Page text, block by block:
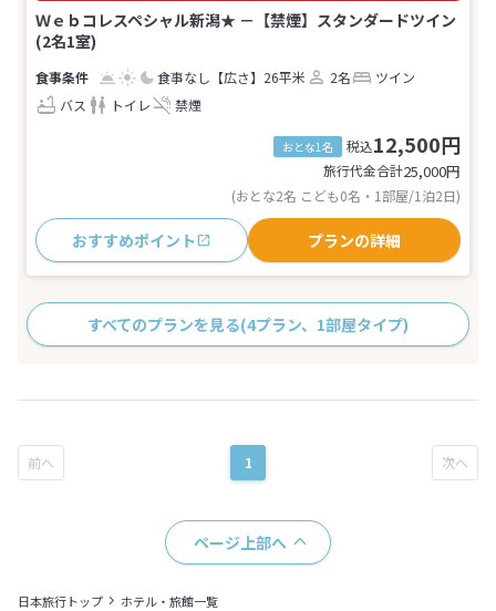
Ｗｅｂコレスペシャル新潟★ －【禁煙】スタンダードツイン
(2名1室)
食事なし 【広さ】26平米 2名
ツイン
バス
トイレ 禁煙
おとな1名 税込12,500円
旅行代金合計25,000円
(おとな2名 こども0名・1部屋/1泊2日)
おすすめポイント プランの詳細
すべてのプランを見る(4プラン、1部屋タイプ)
1
ページ上部へ
日本旅行トップ ホテル・旅館一覧